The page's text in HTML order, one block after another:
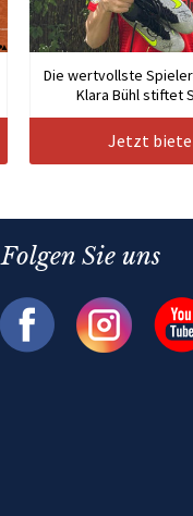
Die wertvollste
Klara Bühl stiftet
Jetzt
Folgen Sie uns